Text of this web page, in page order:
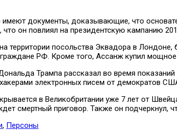
имеют документы, доказывающие, что
что он повлиял на президентскую кампанию
территории посольства Эквадора в
РФ. Кроме того, Ассанж купил
Трампа рассказал во время
электронных писем от демократов
в Великобритании уже 7 лет от
смертный приговор. Также он
, Персоны